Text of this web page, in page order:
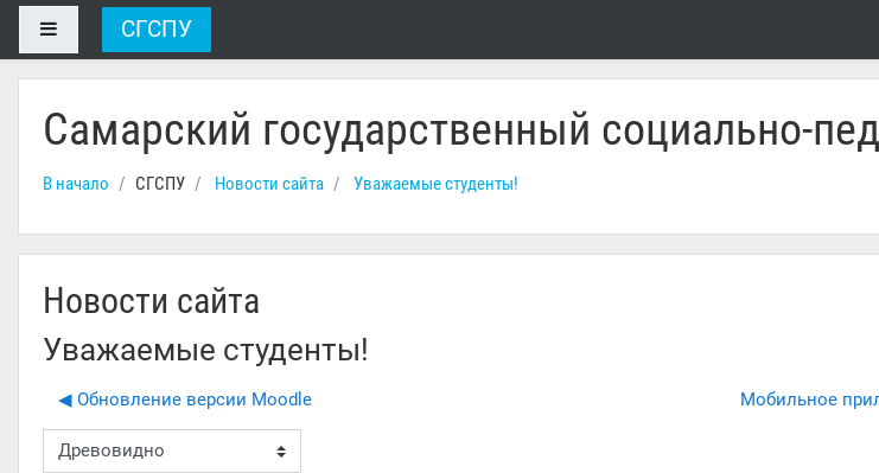
Перейти к основному содержанию
Боковая панель
СГСПУ
Самарский государственный социально-
В начало СГСПУ Новости сайта Уважаемые студенты!
Новости сайта
Уважаемые студенты!
◀︎ Обновление версии Moodle Мобильное
отображения